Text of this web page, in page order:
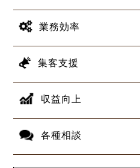
業務効率
集客支援
収益向上
各種相談